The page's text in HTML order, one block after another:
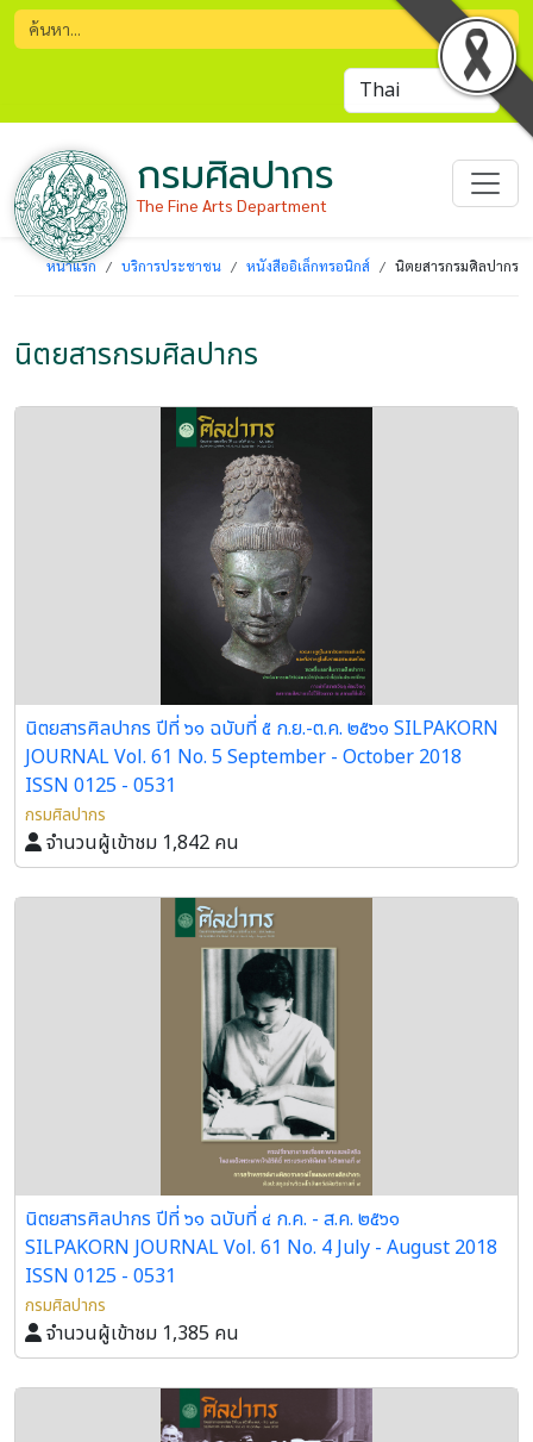
กรมศิลปากร
The Fine Arts Department
หน้าแรก บริการประชาชน หนังสืออิเล็กทรอนิกส์ นิตยสารกรมศิลปากร
นิตยสารกรมศิลปากร
นิตยสารศิลปากร ปีที่ ๖๑ ฉบับที่ ๕ ก.ย.-ต.ค. ๒๕๖๑ SILPAKORN
JOURNAL Vol. 61 No. 5 September - October 2018
ISSN 0125 - 0531
กรมศิลปากร
จำนวนผู้เข้าชม 1,842 คน
นิตยสารศิลปากร ปีที่ ๖๑ ฉบับที่ ๔ ก.ค. - ส.ค. ๒๕๖๑
SILPAKORN JOURNAL Vol. 61 No. 4 July - August 2018
ISSN 0125 - 0531
กรมศิลปากร
จำนวนผู้เข้าชม 1,385 คน